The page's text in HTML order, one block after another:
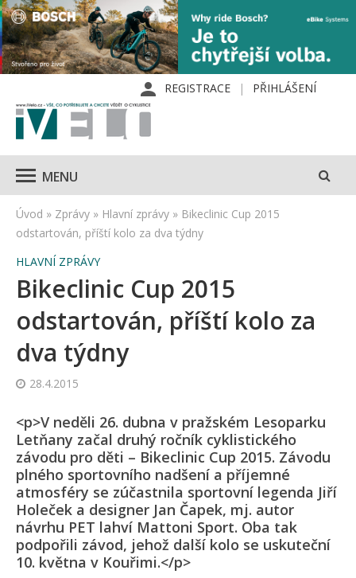
REGISTRACE PŘIHLÁŠENÍ
MENU
Úvod » Zprávy » Hlavní zprávy » Bikeclinic Cup 2015
odstartován, příští kolo za dva týdny
HLAVNÍ ZPRÁVY
Bikeclinic Cup 2015
odstartován, příští kolo za
dva týdny
28.4.2015
<p>V neděli 26. dubna v pražském Lesoparku
Letňany začal druhý ročník cyklistického
závodu pro děti – Bikeclinic Cup 2015. Závodu
plného sportovního nadšení a příjemné
atmosféry se zúčastnila sportovní legenda Jiří
Holeček a designer Jan Čapek, mj. autor
návrhu PET lahví Mattoni Sport. Oba tak
podpořili závod, jehož další kolo se uskuteční
10. května v Kouřimi.</p>